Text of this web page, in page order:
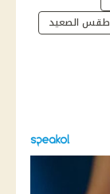
طقس الصعيد